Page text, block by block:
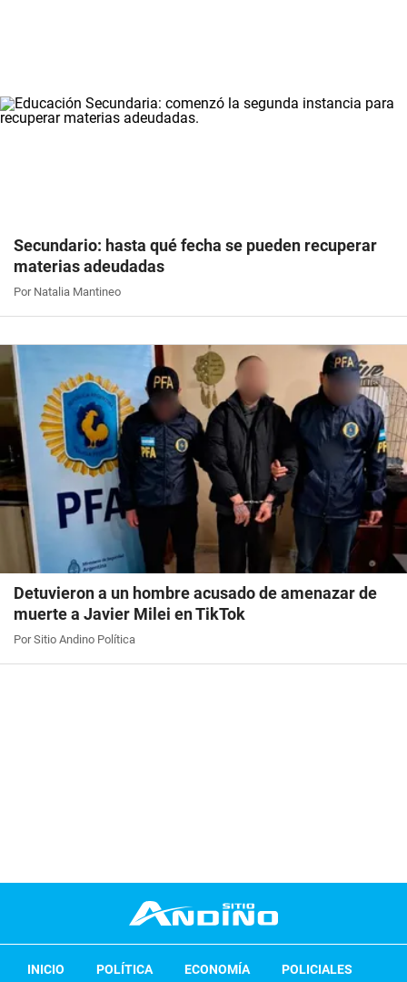
Secundario: hasta qué fecha se pueden recuperar
materias adeudadas
Por Natalia Mantineo
Detuvieron a un hombre acusado de amenazar de
muerte a Javier Milei en TikTok
Por Sitio Andino Política
INICIO POLÍTICA ECONOMÍA POLICIALES